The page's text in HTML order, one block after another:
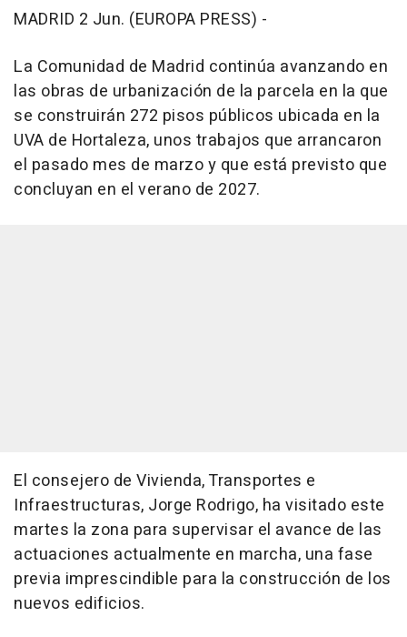
MADRID 2 Jun. (EUROPA PRESS) -
La Comunidad de Madrid continúa avanzando en
las obras de urbanización de la parcela en la que
se construirán 272 pisos públicos ubicada en la
UVA de Hortaleza, unos trabajos que arrancaron
el pasado mes de marzo y que está previsto que
concluyan en el verano de 2027.
El consejero de Vivienda, Transportes e
Infraestructuras, Jorge Rodrigo, ha visitado este
martes la zona para supervisar el avance de las
actuaciones actualmente en marcha, una fase
previa imprescindible para la construcción de los
nuevos edificios.